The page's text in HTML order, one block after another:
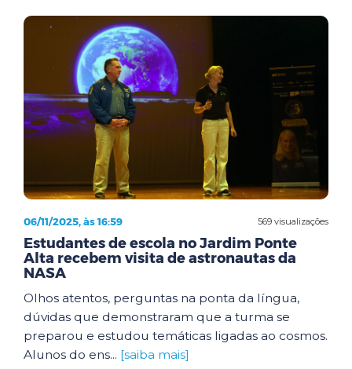
569 visualizações
06/11/2025, às 16:59
Estudantes de escola no Jardim Ponte
Alta recebem visita de astronautas da
NASA
Olhos atentos, perguntas na ponta da língua,
dúvidas que demonstraram que a turma se
preparou e estudou temáticas ligadas ao cosmos.
Alunos do ens... [saiba mais]